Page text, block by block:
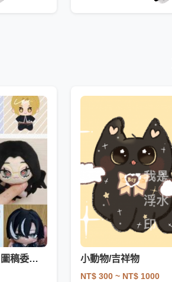
【棉花娃努努娃稿】圖稿委託（可一條龍服務） 小動物/吉祥物
NT$ 300 ~ NT$ 1000